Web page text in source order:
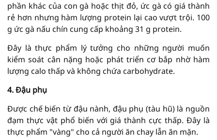
phần khác của con gà hoặc thịt đỏ, ức gà có giá thành
rẻ hơn nhưng hàm lượng protein lại cao vượt trội. 100
g ức gà nấu chín cung cấp khoảng 31 g protein.
Đây là thực phẩm lý tưởng cho những người muốn
kiểm soát cân nặng hoặc phát triển cơ bắp nhờ hàm
lượng calo thấp và không chứa carbohydrate.
4. Đậu phụ
Được chế biến từ đậu nành, đậu phụ (tàu hũ) là nguồn
đạm thực vật phổ biến với giá thành cực thấp. Đây là
thực phẩm "vàng" cho cả người ăn chay lẫn ăn mặn.